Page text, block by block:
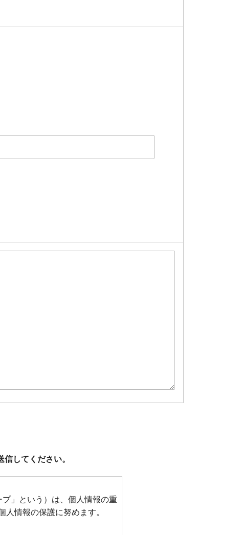
してください。
」という）は、個人情報の重
情報の保護に努めます。